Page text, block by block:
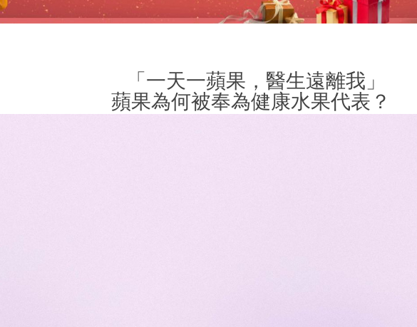
「一天一蘋果，醫生遠離我」
何被奉為健康水果代表？